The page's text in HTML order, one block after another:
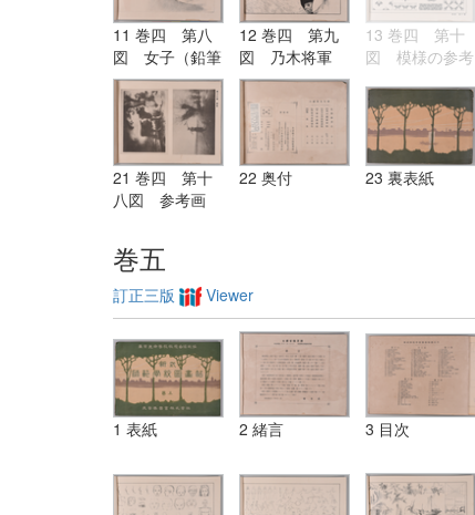
11 巻四 第八
図 女子（鉛筆
画）
12 巻四 第九
図 乃木将軍
（ペン画）
13 巻四 第十
図 模様の参考
21 巻四 第十
八図 参考画
22 奥付 23 裏表紙
巻五
訂正三版 Viewer
1 表紙 2 緒言 3 目次